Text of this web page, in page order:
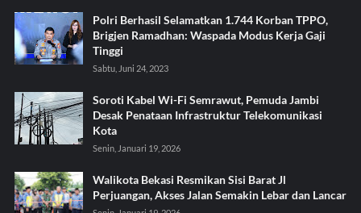
Polri Berhasil Selamatkan 1.744 Korban TPPO,
Brigjen Ramadhan: Waspada Modus Kerja Gaji
Tinggi
Sabtu, Juni 24, 2023
Soroti Kabel Wi-Fi Semrawut, Pemuda Jambi
Desak Penataan Infrastruktur Telekomunikasi
Kota
Senin, Januari 19, 2026
Walikota Bekasi Resmikan Sisi Barat Jl
Perjuangan, Akses Jalan Semakin Lebar dan Lancar